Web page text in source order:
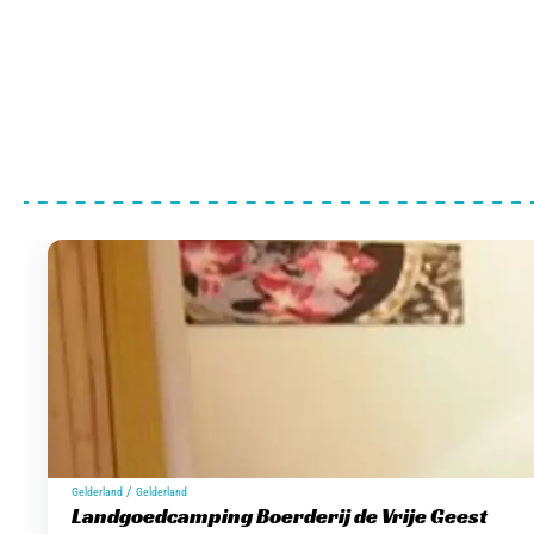
Gelderland / Gelderland
Landgoedcamping Boerderij de Vrije Geest